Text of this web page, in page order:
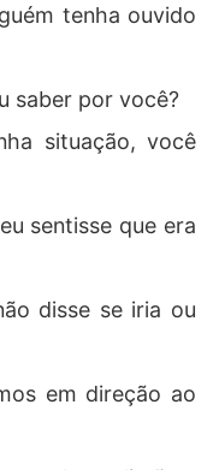
tenha ouvido
saber por você?
situação, você
sentisse que era
disse se iria ou
em direção ao